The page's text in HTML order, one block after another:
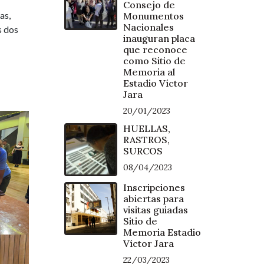
dos
Consejo de
Monumentos
Nacionales
inauguran placa
que reconoce
como Sitio de
Memoria al
Estadio Víctor
Jara
20/01/2023
HUELLAS,
RASTROS,
SURCOS
08/04/2023
Inscripciones
abiertas para
visitas guiadas
Sitio de
Memoria Estadio
Víctor Jara
22/03/2023